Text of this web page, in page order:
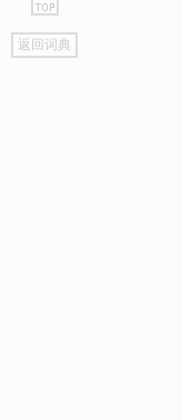
go
top
返回词典